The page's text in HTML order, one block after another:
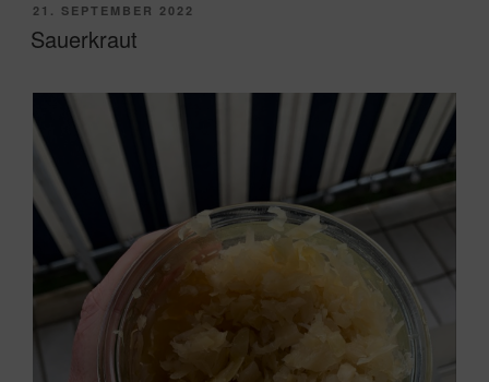
VERÖFFENTLICHT
AM
21. SEPTEMBER 2022
Sauerkraut